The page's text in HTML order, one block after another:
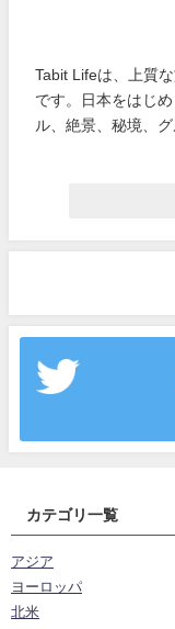
Tabit Lifeは、上質
です。日本をはじ
ル、絶景、秘境、
カテゴリ一覧
アジア
ヨーロッパ
北米